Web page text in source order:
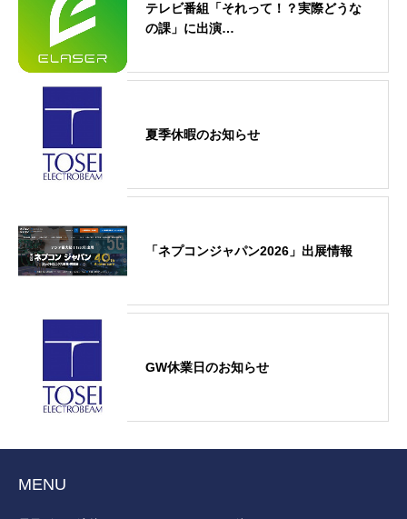
テレビ番組「それって！？実際どうな
の課」に出演…
夏季休暇のお知らせ
「ネプコンジャパン2026」出展情報
GW休業日のお知らせ
MENU